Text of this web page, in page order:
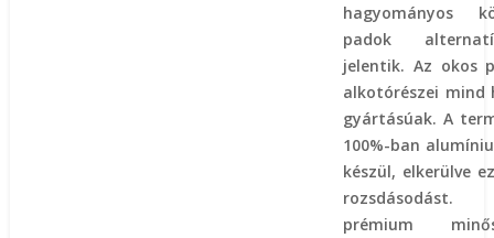
hagyományos
padok
jelentik. Az okos
alkotórészei mind
gyártásúak. A
100%-ban
készül, elkerülve
prémium